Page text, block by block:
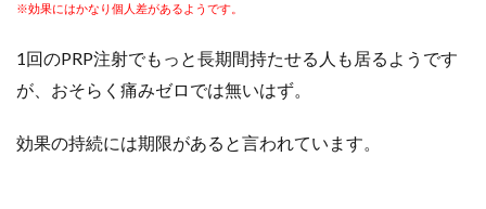
※効果にはかなり個人差があるようです。
1回のPRP注射でもっと長期間持たせる人も居るようです
が、おそらく痛みゼロでは無いはず。
効果の持続には期限があると言われています。